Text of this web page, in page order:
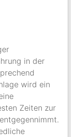
in der
wird ein
Zeiten zur